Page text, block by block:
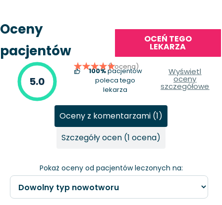
Oceny
pacjentów
OCEŃ TEGO
LEKARZA
5.0
(1 ocena)
100%pacjentów
poleca tego
lekarza
Wyświetl
oceny
szczegółowe
Pokaż oceny od pacjentów leczonych na:
Oceny z komentarzami (1)
Szczegóły ocen (1 ocena)